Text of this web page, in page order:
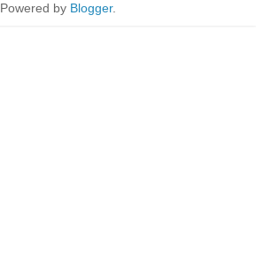
Powered by Blogger.